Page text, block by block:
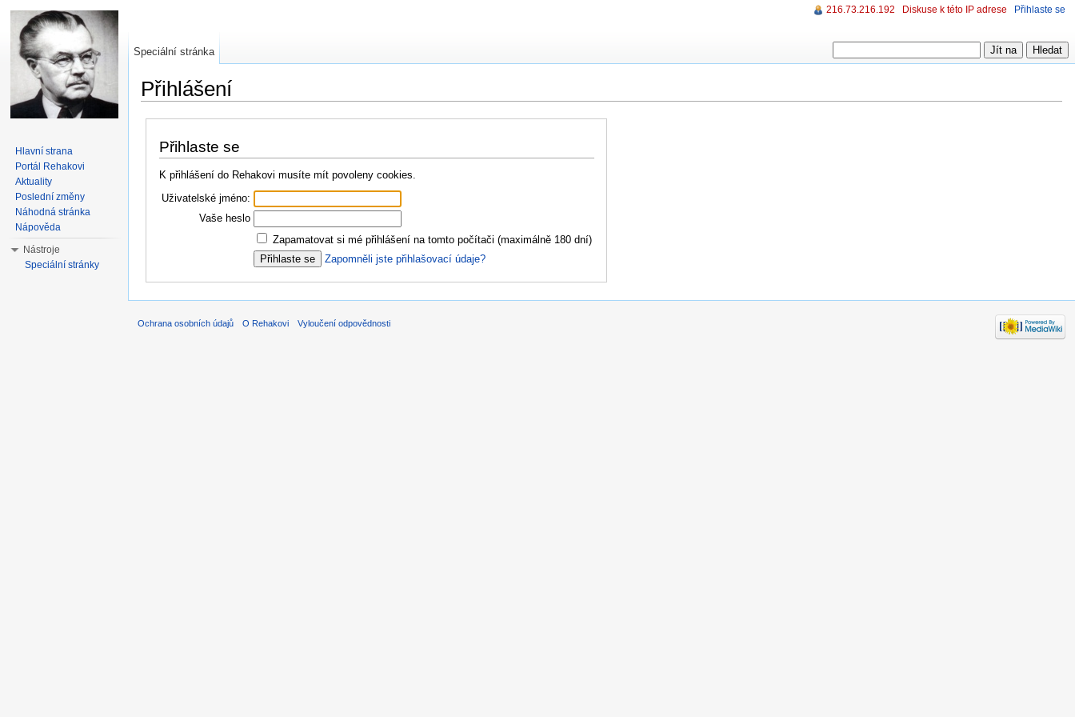
Přihlášení
Přihlaste se
K přihlášení do Rehakovi musíte mít povoleny cookies.
Uživatelské jméno:
Vaše heslo
Zapamatovat si mé přihlášení na tomto počítači (maximálně 180 dní)
Zapomněli jste přihlašovací údaje?
216.73.216.192 Diskuse k této IP adrese Přihlaste se
Speciální stránka
Hlavní strana
Portál Rehakovi
Aktuality
Poslední změny
Náhodná stránka
Nápověda
Nástroje
Speciální stránky
Ochrana osobních údajů O Rehakovi Vyloučení odpovědnosti